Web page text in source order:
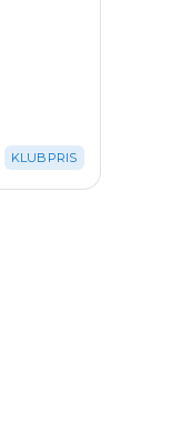
KLUBPRIS